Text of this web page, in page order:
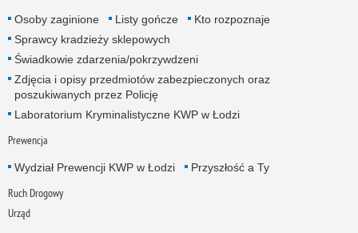
Osoby zaginione Listy gończe
Kto rozpoznaje
Sprawcy kradzieży sklepowych
Świadkowie zdarzenia/pokrzywdzeni
Zdjęcia i opisy przedmiotów zabezpieczonych oraz
poszukiwanych przez Policję
Laboratorium Kryminalistyczne KWP w Łodzi
Prewencja
Wydział Prewencji KWP w Łodzi Przyszłość a Ty
Ruch Drogowy
Urząd